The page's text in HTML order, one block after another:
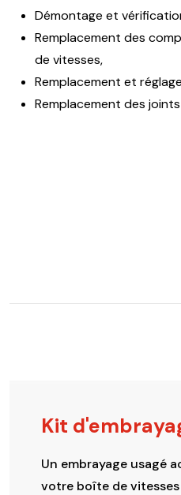
Démontage et
Remplacement des
de vitesses,
Remplacement et
Remplacement des
Kit
Un embrayage usagé
votre boîte de